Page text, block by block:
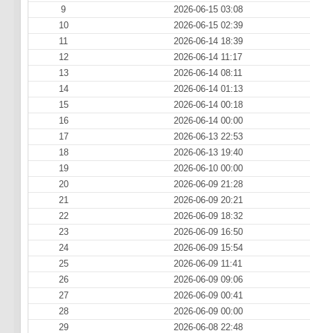
9
2026-06-15 03:08
10
2026-06-15 02:39
11
2026-06-14 18:39
12
2026-06-14 11:17
13
2026-06-14 08:11
14
2026-06-14 01:13
15
2026-06-14 00:18
16
2026-06-14 00:00
17
2026-06-13 22:53
18
2026-06-13 19:40
19
2026-06-10 00:00
20
2026-06-09 21:28
21
2026-06-09 20:21
22
2026-06-09 18:32
23
2026-06-09 16:50
24
2026-06-09 15:54
25
2026-06-09 11:41
26
2026-06-09 09:06
27
2026-06-09 00:41
28
2026-06-09 00:00
29
2026-06-08 22:48